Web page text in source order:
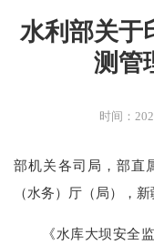
水利部关于
测管
时间：
部机关各司局，部直
（水务）厅（局）
《水库大坝安全监